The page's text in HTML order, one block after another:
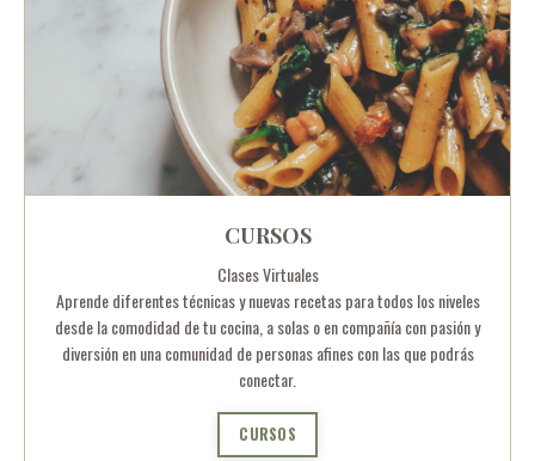
CURSOS
Clases Virtuales
Aprende diferentes técnicas y nuevas recetas para todos los niveles
desde la comodidad de tu cocina, a solas o en compañía con pasión y
diversión en una comunidad de personas afines con las que podrás
conectar.
CURSOS